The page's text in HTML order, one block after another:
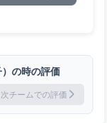
）の時の評価
次チームでの評価